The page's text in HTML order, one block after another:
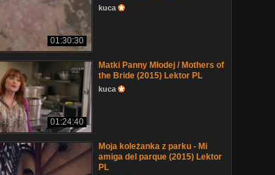
01:30:30
kuca
01:24:40
Matki Panny Młodej / Mothers of
the Bride (2015) Lektor PL
kuca
Moja koleżanka z parku - Mi
amiga del parque (2015) Lektor
PL